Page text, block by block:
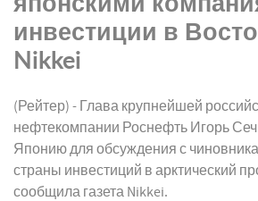
инвестиции в
Nikkei
(Рейтер) - Глава крупнейшей
нефтекомпании Роснефть Игорь
Японию для обсуждения с
страны инвестиций в арктический
сообщила газета Nikkei.